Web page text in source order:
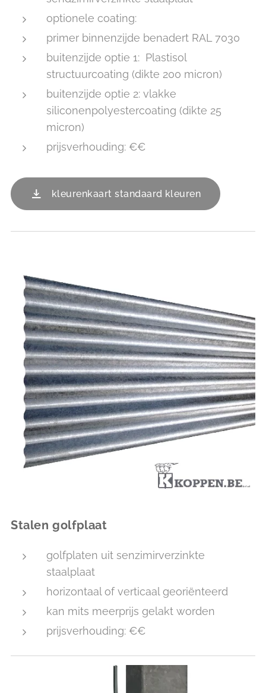
optionele coating:
primer binnenzijde benadert RAL 7030
buitenzijde optie 1: Plastisol
structuurcoating (dikte 200 micron)
buitenzijde optie 2: vlakke
siliconenpolyestercoating (dikte 25
micron)
prijsverhouding: €€
kleurenkaart standaard kleuren
Stalen golfplaat
golfplaten uit senzimirverzinkte
staalplaat
horizontaal of verticaal georiënteerd
kan mits meerprijs gelakt worden
prijsverhouding: €€